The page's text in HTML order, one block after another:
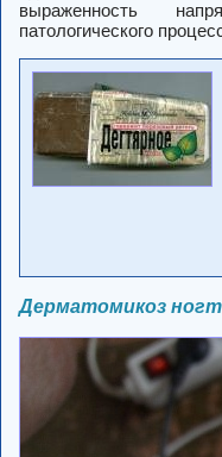
выраженность
патологического
Дерматомикоз